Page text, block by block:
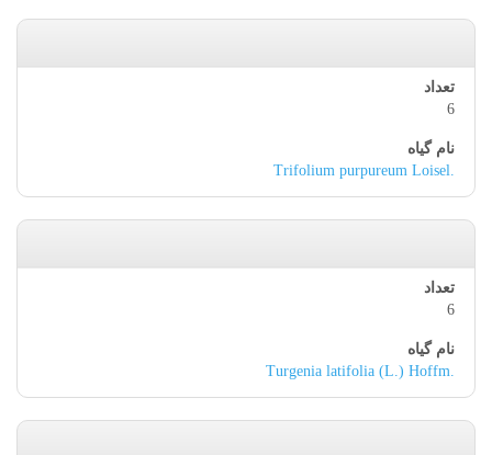
6
Trifolium purpureum Loisel.
6
Turgenia latifolia (L.) Hoffm.